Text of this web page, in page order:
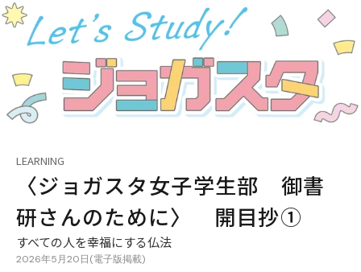
LEARNING
〈ジョガスタ――女子学生部 御書
研さんのために〉 開目抄①
すべての人を幸福にする仏法
2026年5月20日(電子版掲載)